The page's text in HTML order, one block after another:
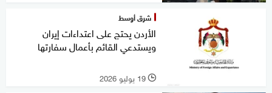
شرق أوسط
الأردن يحتج على اعتداءات إيران
ويستدعي القائم بأعمال سفارتها
l 19 يوليو 2026